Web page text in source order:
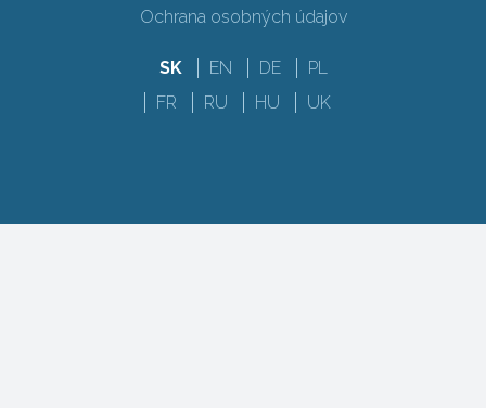
Ochrana osobných údajov
SK EN DE
PL
FR
RU HU UK